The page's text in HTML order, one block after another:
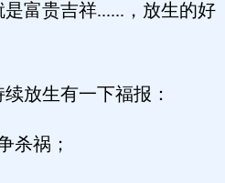
富贵吉祥......，放生的好
放生有一下福报：
杀祸；